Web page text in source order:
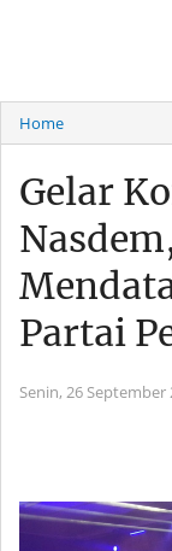
Home
Gelar
Partai
Senin, 26 September